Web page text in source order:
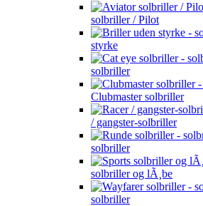
solbriller / Pilot
styrke
solbriller
Clubmaster solbriller
/ gangster-solbriller
solbriller
solbriller og lÃ¸be
solbriller